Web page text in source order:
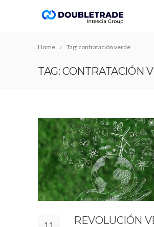
Home Tag: contratación verde
TAG: CONTRATACIÓN
REVOLUCIÓN